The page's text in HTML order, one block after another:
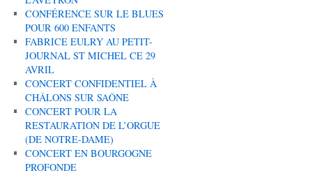
CONFÉRENCE SUR LE BLUES
POUR 600 ENFANTS
FABRICE EULRY AU PETIT-
JOURNAL ST MICHEL CE 29
AVRIL
CONCERT CONFIDENTIEL À
CHÂLONS SUR SAÔNE
CONCERT POUR LA
RESTAURATION DE L’ORGUE
(DE NOTRE-DAME)
CONCERT EN BOURGOGNE
PROFONDE